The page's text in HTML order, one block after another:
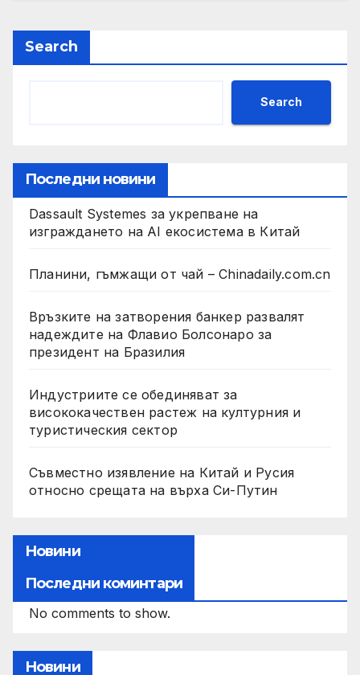
Search
Search
Последни новини
Dassault Systemes за укрепване на
изграждането на AI екосистема в Китай
Планини, гъмжащи от чай – Chinadaily.com.cn
Връзките на затворения банкер развалят
надеждите на Флавио Болсонаро за
президент на Бразилия
Индустриите се обединяват за
висококачествен растеж на културния и
туристическия сектор
Съвместно изявление на Китай и Русия
относно срещата на върха Си-Путин
Новини
Последни коминтари
No comments to show.
Новини